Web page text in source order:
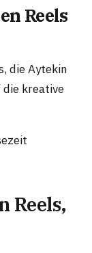
Reels
die Aytekin
kreative
Reels,